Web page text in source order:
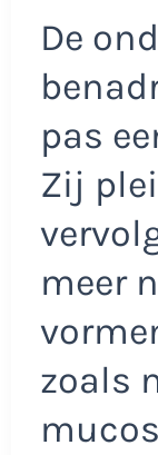
De
pas
Zij
meer
zoals